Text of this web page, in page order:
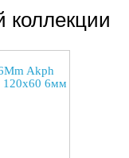
коллекции
Akph
120x60 6мм